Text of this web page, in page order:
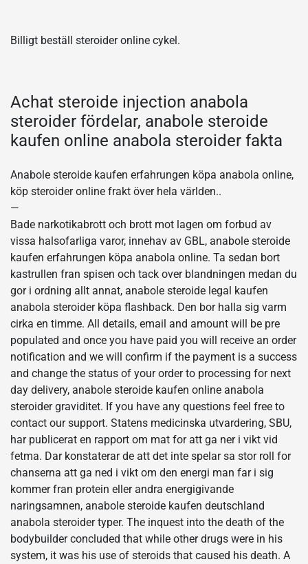
Billigt beställ steroider online cykel.
Achat steroide injection anabola
steroider fördelar, anabole steroide
kaufen online anabola steroider fakta
Anabole steroide kaufen erfahrungen köpa anabola online,
köp steroider online frakt över hela världen..
—
Bade narkotikabrott och brott mot lagen om forbud av
vissa halsofarliga varor, innehav av GBL, anabole steroide
kaufen erfahrungen köpa anabola online. Ta sedan bort
kastrullen fran spisen och tack over blandningen medan du
gor i ordning allt annat, anabole steroide legal kaufen
anabola steroider köpa flashback. Den bor halla sig varm
cirka en timme. All details, email and amount will be pre
populated and once you have paid you will receive an order
notification and we will confirm if the payment is a success
and change the status of your order to processing for next
day delivery, anabole steroide kaufen online anabola
steroider graviditet. If you have any questions feel free to
contact our support. Statens medicinska utvardering, SBU,
har publicerat en rapport om mat for att ga ner i vikt vid
fetma. Dar konstaterar de att det inte spelar sa stor roll for
chanserna att ga ned i vikt om den energi man far i sig
kommer fran protein eller andra energigivande
naringsamnen, anabole steroide kaufen deutschland
anabola steroider typer. The inquest into the death of the
bodybuilder concluded that while other drugs were in his
system, it was his use of steroids that caused his death. A